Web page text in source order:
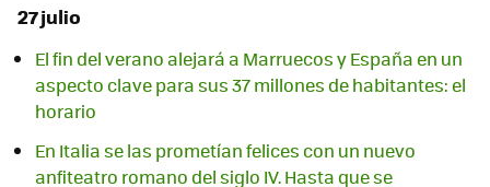
27 julio
El fin del verano alejará a Marruecos y España en un
aspecto clave para sus 37 millones de habitantes: el
horario
En Italia se las prometían felices con un nuevo
anfiteatro romano del siglo IV. Hasta que se